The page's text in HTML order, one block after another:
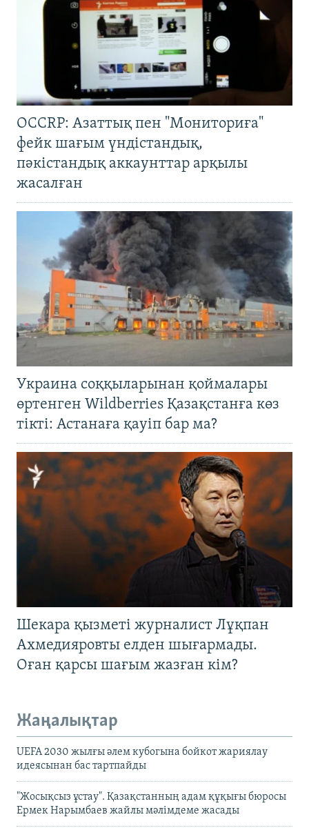
OCCRP: Азаттық пен "Мониториға"
фейк шағым үндістандық,
пәкістандық аккаунттар арқылы
жасалған
Украина соққыларынан қоймалары
өртенген Wildberries Қазақстанға көз
тікті: Астанаға қауіп бар ма?
Шекара қызметі журналист Лұқпан
Ахмедияровты елден шығармады.
Оған қарсы шағым жазған кім?
Жаңалықтар
UEFA 2030 жылғы әлем кубогына бойкот жариялау
идеясынан бас тартпайды
"Жосықсыз ұстау". Қазақстанның адам құқығы бюросы
Ермек Нарымбаев жайлы мәлімдеме жасады